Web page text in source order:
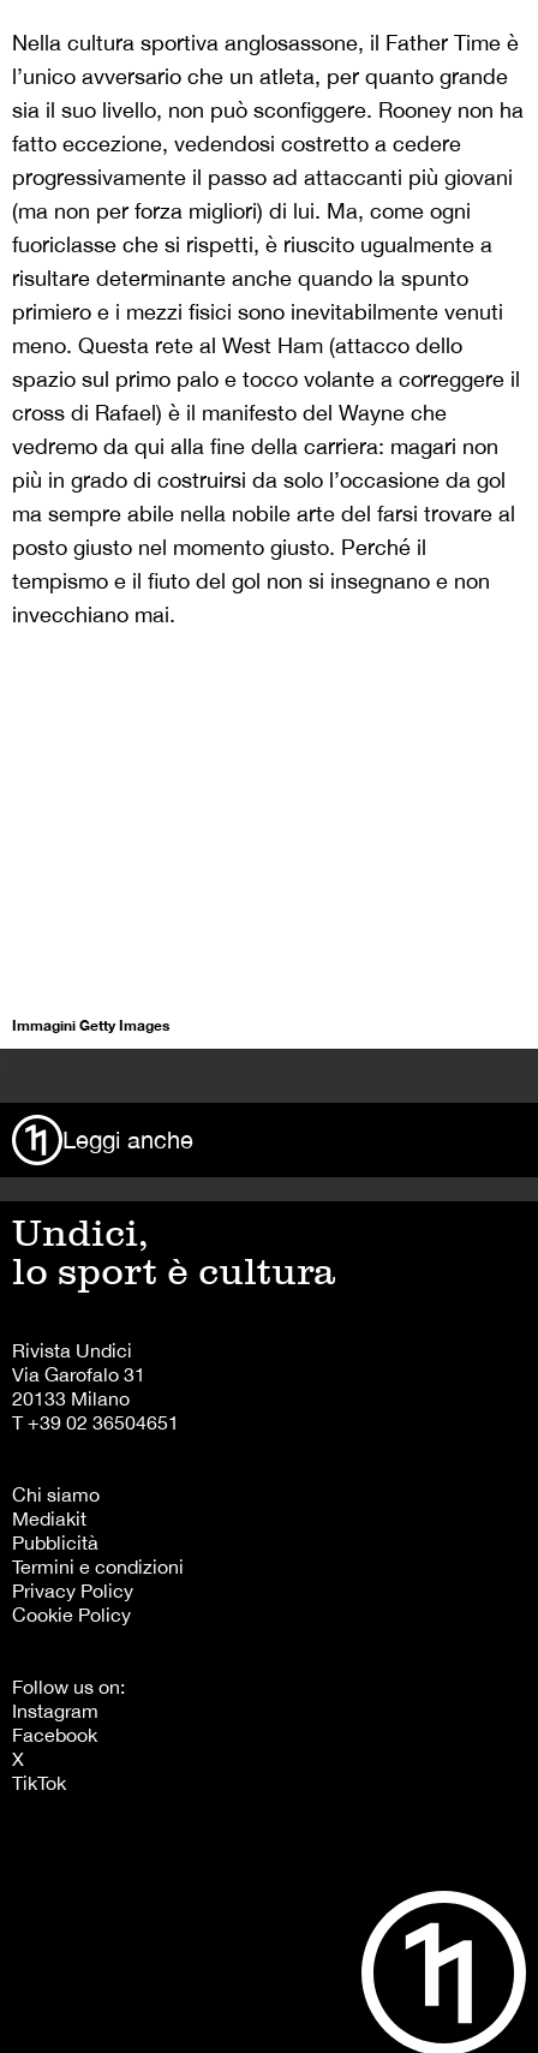
Nella cultura sportiva anglosassone, il Father Time è
l’unico avversario che un atleta, per quanto grande
sia il suo livello, non può sconfiggere. Rooney non ha
fatto eccezione, vedendosi costretto a cedere
progressivamente il passo ad attaccanti più giovani
(ma non per forza migliori) di lui. Ma, come ogni
fuoriclasse che si rispetti, è riuscito ugualmente a
risultare determinante anche quando la spunto
primiero e i mezzi fisici sono inevitabilmente venuti
meno. Questa rete al West Ham (attacco dello
spazio sul primo palo e tocco volante a correggere il
cross di Rafael) è il manifesto del Wayne che
vedremo da qui alla fine della carriera: magari non
più in grado di costruirsi da solo l’occasione da gol
ma sempre abile nella nobile arte del farsi trovare al
posto giusto nel momento giusto. Perché il
tempismo e il fiuto del gol non si insegnano e non
invecchiano mai.
Immagini Getty Images
Leggi anche
Undici,
lo sport è cultura
Rivista Undici
Via Garofalo 31
20133 Milano
T +39 02 36504651
Chi siamo
Mediakit
Pubblicità
Termini e condizioni
Privacy Policy
Cookie Policy
Follow us on:
Instagram
Facebook
X
TikTok